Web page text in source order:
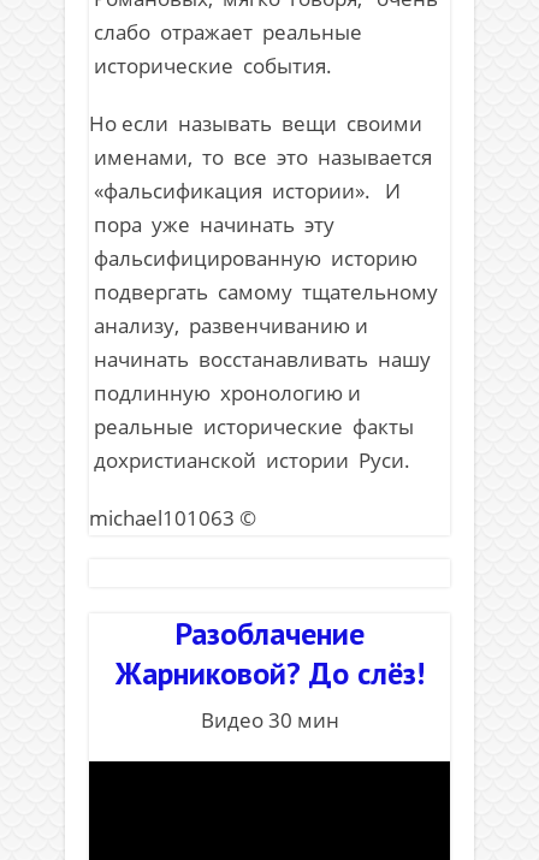
слабо отражает реальные
исторические события.
Но если называть вещи своими
именами, то все это называется
«фальсификация истории». И
пора уже начинать эту
фальсифицированную историю
подвергать самому тщательному
анализу, развенчиванию и
начинать восстанавливать нашу
подлинную хронологию и
реальные исторические факты
дохристианской истории Руси.
michael101063 ©
Разоблачение
Жарниковой? До слёз!
Видео 30 мин